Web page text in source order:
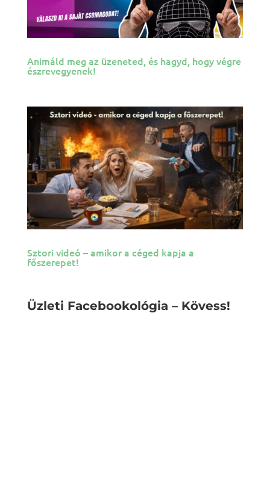
Animáld meg az üzeneted, és hagyd, hogy végre
észrevegyenek!
Sztori videó – amikor a céged kapja a
főszerepet!
Üzleti Facebookológia – Kövess!